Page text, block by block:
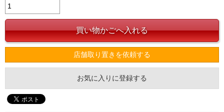
店舗取り置きを依頼する
お気に入りに登録する